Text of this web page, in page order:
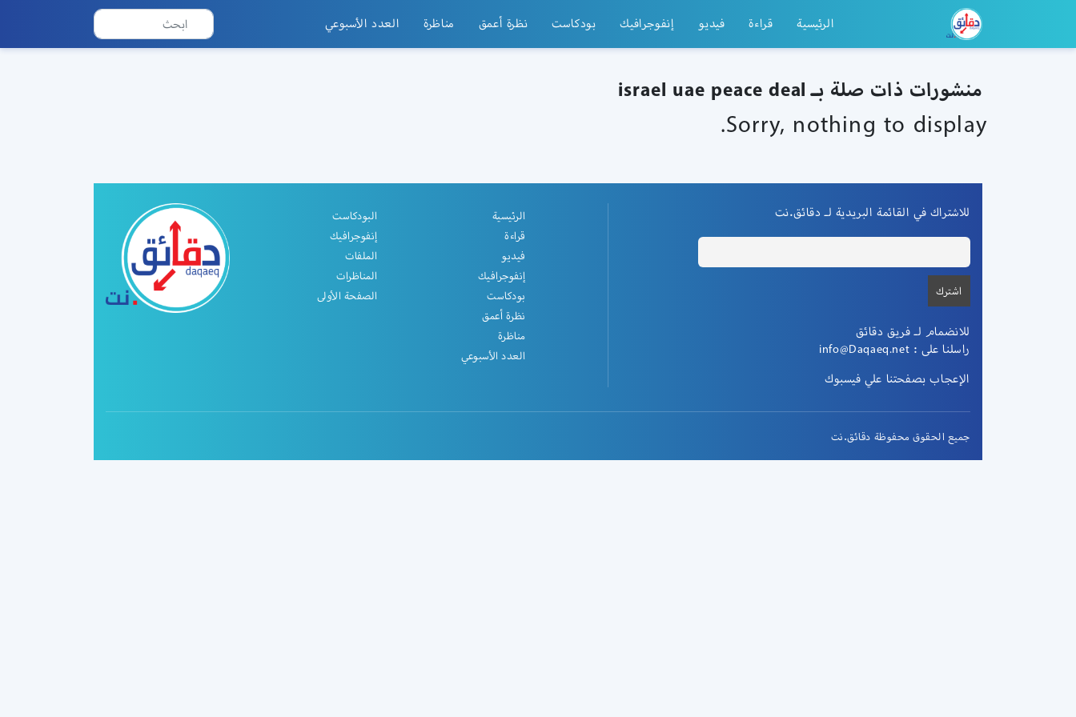
الرئيسية قراءة فيديو إنفوجرافيك بودكاست نظرة أعمق مناظرة العدد الأسبوعي
منشورات ذات صلة بـ israel uae peace deal
Sorry, nothing to display.
للاشتراك في القائمة البريدية لـ دقائق.نت
للانضمام لـ فريق دقائق
راسلنا على : info@Daqaeq.net
الإعجاب بصفحتنا علي فيسبوك
الرئيسية
قراءة
فيديو
إنفوجرافيك
بودكاست
نظرة أعمق
مناظرة
العدد الأسبوعي
البودكاست
إنفوجرافيك
الملفات
المناظرات
الصفحة الأولى
جميع الحقوق محفوظة دقائق.نت